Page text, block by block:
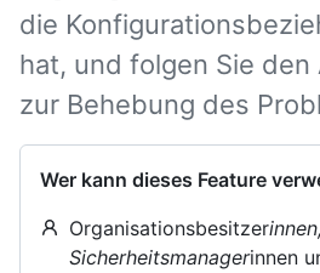
die
hat, und folgen Sie den
zur Behebung des
Wer kann dieses Feature
Organisationsbesitzerinnen,
Sicherheitsmanagerinnen